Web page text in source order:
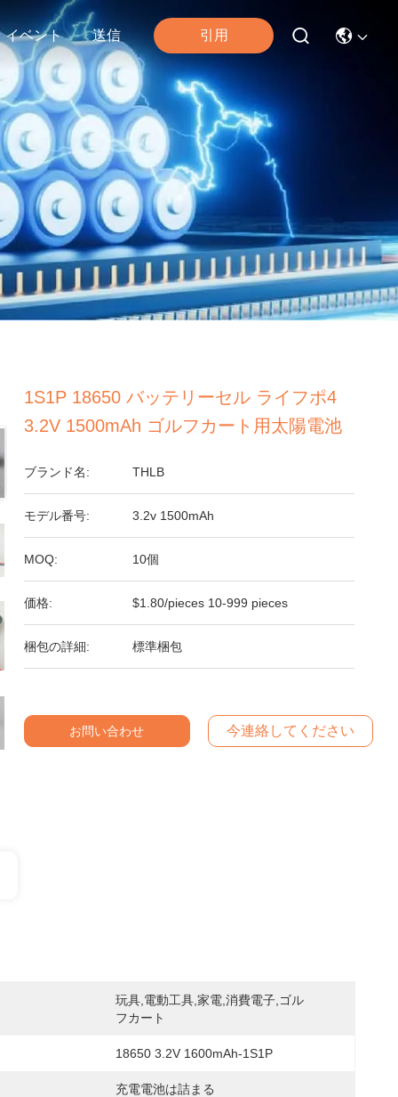
イベント 送信 引用
1S1P 18650 バッテリーセル ライフポ4
3.2V 1500mAh ゴルフカート用太陽電池
ブランド名: THLB
モデル番号: 3.2v 1500mAh
MOQ: 10個
価格: $1.80/pieces 10-999 pieces
梱包の詳細: 標準梱包
お問い合わせ 今連絡してください
玩具,電動工具,家電,消費電子,ゴル
フカート
18650 3.2V 1600mAh-1S1P
充電電池は詰まる